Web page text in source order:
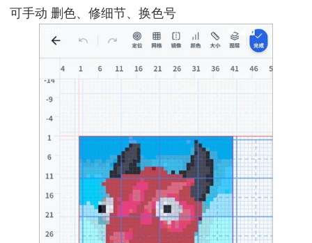
可手动 删色、修细节、换色号